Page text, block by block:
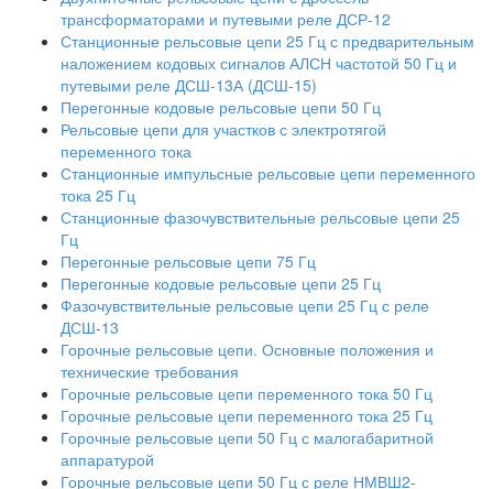
трансформаторами и путевыми реле ДСР-12
Станционные рельсовые цепи 25 Гц с предварительным
наложением кодовых сигналов АЛСН частотой 50 Гц и
путевыми реле ДСШ-13А (ДСШ-15)
Перегонные кодовые рельсовые цепи 50 Гц
Рельсовые цепи для участков с электротягой
переменного тока
Станционные импульсные рельсовые цепи переменного
тока 25 Гц
Станционные фазочувствительные рельсовые цепи 25
Гц
Перегонные рельсовые цепи 75 Гц
Перегонные кодовые рельсовые цепи 25 Гц
Фазочувствительные рельсовые цепи 25 Гц с реле
ДСШ-13
Горочные рельсовые цепи. Основные положения и
технические требования
Горочные рельсовые цепи переменного тока 50 Гц
Горочные рельсовые цепи переменного тока 25 Гц
Горочные рельсовые цепи 50 Гц с малогабаритной
аппаратурой
Горочные рельсовые цепи 50 Гц с реле НМВШ2-